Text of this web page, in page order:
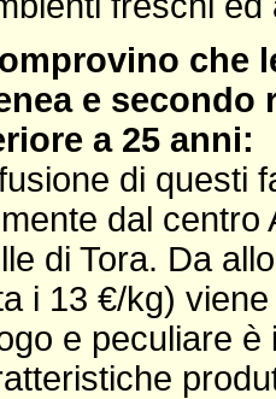
che
e
a 25 anni:
di questi
dal
di Tora. Da
i 13 €/kg)
e peculiare